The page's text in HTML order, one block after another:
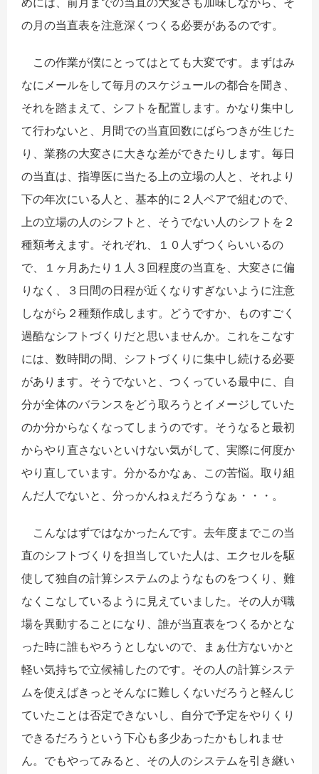
の月の当直表を注意深くつくる必要があるのです。
この作業が僕にとってはとても大変です。まずはみ
なにメールをして毎月のスケジュールの都合を聞き、
それを踏まえて、シフトを配置します。かなり集中し
て行わないと、月間での当直回数にばらつきが生じた
り、業務の大変さに大きな差ができたりします。毎日
の当直は、指導医に当たる上の立場の人と、それより
下の年次にいる人と、基本的に２人ペアで組むので、
上の立場の人のシフトと、そうでない人のシフトを２
種類考えます。それぞれ、１０人ずつくらいいるの
で、１ヶ月あたり１人３回程度の当直を、大変さに偏
りなく、３日間の日程が近くなりすぎないように注意
しながら２種類作成します。どうですか、ものすごく
過酷なシフトづくりだと思いませんか。これをこなす
には、数時間の間、シフトづくりに集中し続ける必要
があります。そうでないと、つくっている最中に、自
分が全体のバランスをどう取ろうとイメージしていた
のか分からなくなってしまうのです。そうなると最初
からやり直さないといけない気がして、実際に何度か
やり直しています。分かるかなぁ、この苦悩。取り組
んだ人でないと、分っかんねぇだろうなぁ・・・。
こんなはずではなかったんです。去年度までこの当
直のシフトづくりを担当していた人は、エクセルを駆
使して独自の計算システムのようなものをつくり、難
なくこなしているように見えていました。その人が職
場を異動することになり、誰が当直表をつくるかとな
った時に誰もやろうとしないので、まぁ仕方ないかと
軽い気持ちで立候補したのです。その人の計算システ
ムを使えばきっとそんなに難しくないだろうと軽んじ
ていたことは否定できないし、自分で予定をやりくり
できるだろうという下心も多少あったかもしれませ
ん。でもやってみると、その人のシステムを引き継い